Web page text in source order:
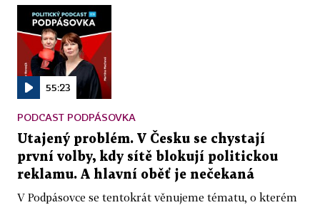
55:23
PODCAST PODPÁSOVKA
Utajený problém. V Česku se chystají
první volby, kdy sítě blokují politickou
reklamu. A hlavní oběť je nečekaná
V Podpásovce se tentokrát věnujeme tématu, o kterém